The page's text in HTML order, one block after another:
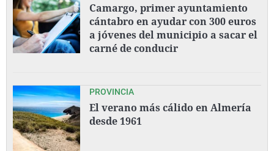
Camargo, primer ayuntamiento
cántabro en ayudar con 300 euros
a jóvenes del municipio a sacar el
carné de conducir
PROVINCIA
El verano más cálido en Almería
desde 1961